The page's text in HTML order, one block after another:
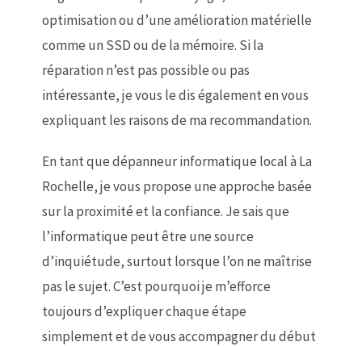
optimisation ou d’une amélioration matérielle
comme un SSD ou de la mémoire. Si la
réparation n’est pas possible ou pas
intéressante, je vous le dis également en vous
expliquant les raisons de ma recommandation.
En tant que dépanneur informatique local à La
Rochelle, je vous propose une approche basée
sur la proximité et la confiance. Je sais que
l’informatique peut être une source
d’inquiétude, surtout lorsque l’on ne maîtrise
pas le sujet. C’est pourquoi je m’efforce
toujours d’expliquer chaque étape
simplement et de vous accompagner du début